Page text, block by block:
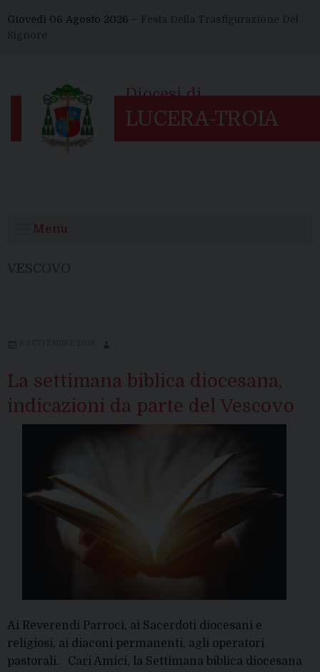
to
content
Giovedì 06 Agosto 2026 – Festa Della Trasfigurazione Del
Signore
Menu
La settimana biblica diocesana,
indicazioni da parte del Vescovo
Ai Reverendi Parroci, ai Sacerdoti diocesani e
religiosi, ai diaconi permanenti, agli operatori
pastorali. Cari Amici, la Settimana biblica diocesana